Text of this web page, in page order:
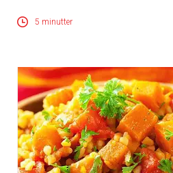
5 minutter